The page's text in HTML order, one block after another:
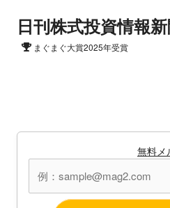
日刊株式投資情報
まぐまぐ大賞2025年受賞
無料メ